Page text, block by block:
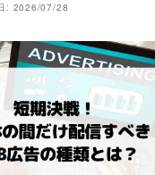
: 2026/07/28